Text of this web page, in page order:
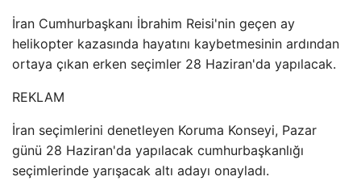
İran Cumhurbaşkanı İbrahim Reisi'nin geçen ay
helikopter kazasında hayatını kaybetmesinin ardından
ortaya çıkan erken seçimler 28 Haziran'da yapılacak.
REKLAM
İran seçimlerini denetleyen Koruma Konseyi, Pazar
günü 28 Haziran'da yapılacak cumhurbaşkanlığı
seçimlerinde yarışacak altı adayı onayladı.